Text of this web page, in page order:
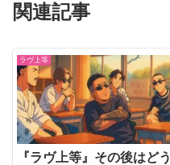
関連記事
ラヴ上等
『ラヴ上等』その後はどう